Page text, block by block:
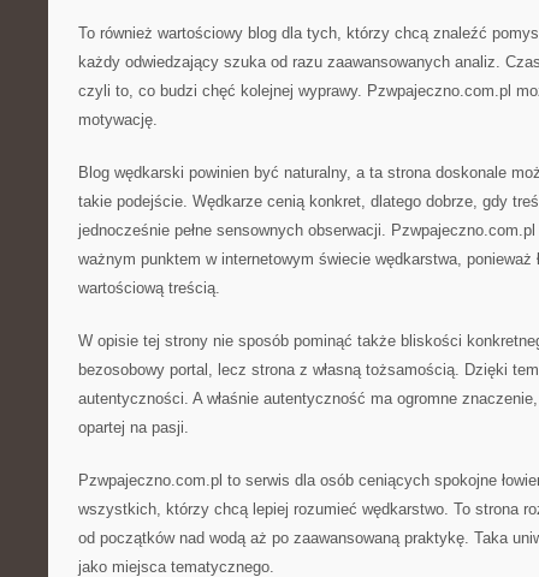
To również wartościowy blog dla tych, którzy chcą znaleźć
każdy odwiedzający szuka od razu zaawansowanych analiz.
czyli to, co budzi chęć kolejnej wyprawy. Pzwpajeczno.com.pl
motywację.
Blog wędkarski powinien być naturalny, a ta strona doskonale
takie podejście. Wędkarze cenią konkret, dlatego dobrze, gdy
jednocześnie pełne sensownych obserwacji.
ważnym punktem w internetowym świecie wędkarstwa, ponieważ
wartościową treścią.
W opisie tej strony nie sposób pominąć także bliskości
bezosobowy portal, lecz strona z własną tożsamością. Dzięki
autentyczności. A właśnie autentyczność ma ogromne
opartej na pasji.
Pzwpajeczno.com.pl to serwis dla osób ceniących spokojne
wszystkich, którzy chcą lepiej rozumieć wędkarstwo. To strona
od początków nad wodą aż po zaawansowaną praktykę. Taka
jako miejsca tematycznego.